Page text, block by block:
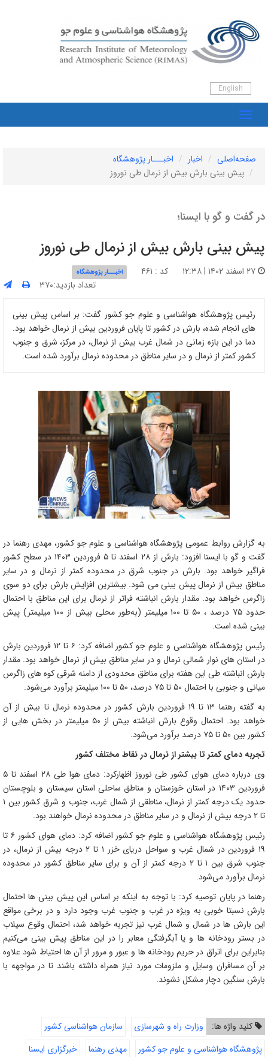
English
صفحه‌اصلی اخبار
اخبـــار پژوهشگاه
پیش ‌بینی بارش بیش‌ از نرمال طی نوروز
در گفت و گو با ایسنا؛
پیش ‌بینی بارش بیش‌ از نرمال طی نوروز
کد : ۴۶۱ اخبـــار پژوهشگاه
تعداد بازدید:۳۷۰
رئیس پژوهشگاه هواشناسی و علوم جو کشور گفت: بر اساس پیش ‌بینی‌
های انجام ‌شده، بارش در کشور تا پایان فروردین بیش از نرمال خواهد بود.
دما در این بازه زمانی در شمال غرب بیش از نرمال، در مرکز، شرق و جنوب
کشور کمتر از نرمال و در سایر مناطق در محدوده نرمال برآورد شده است.
به گزارش روابط عمومی پژوهشگاه هواشناسی و علوم جو کشور، مهدی رهنما در
گفت و گو با ایسنا افزود: بارش از۲۸ اسفند تا ۵فروردین ۱۴۰۳در سطح کشور
فراگیر خواهد بود. بارش در جنوب ‌شرق در محدوده کمتر از نرمال و در سایر
مناطق بیش از نرمال پیش‌ بینی می ‌شود. بیشترین افزایش بارش برای دو سوی
زاگرس خواهد بود. مقدار بارش انباشته فراتر از نرمال برای این مناطق با احتمال
حدود ۷۵ درصد ، ۵۰تا ۱۰۰میلیمتر (به‌طور محلی بیش از ۱۰۰ میلیمتر) پیش
‌بینی شده است.
رئیس پژوهشگاه هواشناسی و علوم جو کشور اضافه کرد:۶ تا۱۲ فروردین بارش
در استان‌ های نوار شمالی نرمال و در سایر مناطق بیش از نرمال خواهد بود. مقدار
بارش انباشته طی این هفته برای مناطق محدودی از دامنه شرقی کوه ‌های زاگرس
میانی و جنوبی با احتمال ۵۰تا۷۵ درصد، ۵۰تا ۱۰۰میلیمتر برآورد می‌شود.
به گفته رهنما ۱۳تا ۱۹ فروردین بارش کشور در محدوده نرمال تا بیش از آن
خواهد بود. احتمال وقوع بارش انباشته بیش از ۵۰ میلیمتر در بخش ‌هایی از
کشور بین ۵۰تا۷۵ درصد برآورد می‌شود.
تجربه دمای کمتر تا بیشتر از نرمال در نقاط مختلف کشور
وی درباره دمای هوای کشور طی نوروز اظهارکرد: دمای هوا طی ۲۸اسفند تا ۵
فروردین ۱۴۰۳ در استان خوزستان و مناطق ساحلی استان سیستان و بلوچستان
حدود یک درجه کمتر از نرمال، مناطقی از شمال ‌غرب، جنوب و شرق کشور بین ۱
تا۲درجه بیش از نرمال و در سایر مناطق در محدوده نرمال خواهند بود.
رئیس پژوهشگاه هواشناسی و علوم جو کشور اضافه کرد: دمای هوای کشور۶ تا
۱۹ فروردین در شمال ‌غرب و سواحل دریای خزر ۱ تا ۲درجه بیش از نرمال، در
جنوب شرق بین ۱تا۲ درجه کمتر از آن و برای سایر مناطق کشور در محدوده
نرمال برآورد می‌شود.
رهنما در پایان توصیه کرد: با توجه به اینکه بر اساس این پیش ‌بینی ‌ها احتمال
بارش نسبتا خوبی به‌ ویژه در غرب و جنوب غرب وجود دارد و در برخی مواقع
این بارش‌ ها در شمال و شمال غرب نیز تجربه خواهد شد، احتمال وقوع سیلاب
در بستر رودخانه‌ ها و یا آبگرفتگی معابر را در این مناطق پیش‌ بینی می‌کنیم
بنابراین برای اتراق در حریم رودخانه ‌ها و عبور و مرور از آن ‌ها احتیاط شود علاوه
بر آن مسافران وسایل و ملزومات مورد نیاز همراه داشته باشند تا در مواجهه با
بارش سنگین دچار مشکل نشوند.
کلید واژه ها: وزارت راه و شهرسازی
سازمان هواشناسی کشور
پژوهشگاه هواشناسی و علوم جو کشور
مهدی رهنما خبرگزاری ایسنا